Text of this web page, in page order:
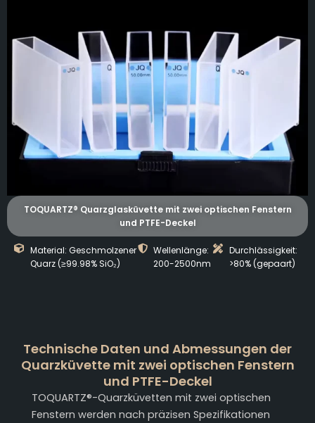
TOQUARTZ® Quarzglasküvette mit zwei optischen Fenstern
und PTFE-Deckel
Material: Geschmolzener
Quarz (≥99.98% SiO₂)
Wellenlänge:
200-2500nm
Durchlässigkeit:
>80% (gepaart)
Technische Daten und Abmessungen der
Quarzküvette mit zwei optischen Fenstern
und PTFE-Deckel
TOQUARTZ®-Quarzküvetten mit zwei optischen
Fenstern werden nach präzisen Spezifikationen